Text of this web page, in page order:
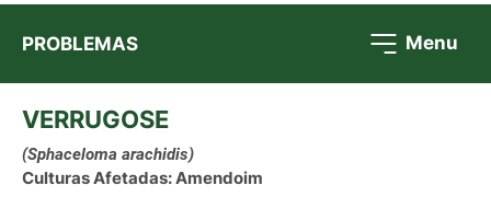
PROBLEMAS Menu
VERRUGOSE
(Sphaceloma arachidis)
Culturas Afetadas: Amendoim